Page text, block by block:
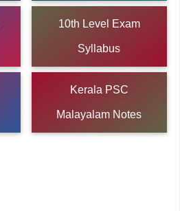
10th Level Exam
Syllabus
Kerala PSC
Malayalam Notes